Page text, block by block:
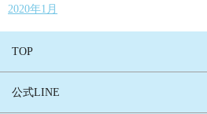
2020年1月
TOP
公式LINE